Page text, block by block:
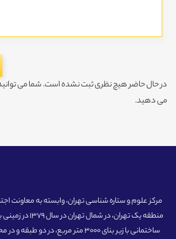
در حال حاضر هیچ نظری ثبت نشده است. شما می
می دهید.
مرکز علوم و ستاره شناسی تهران، وابسته به معاونت
ساختمانی با زیر بنای 3000 متر مربع، در